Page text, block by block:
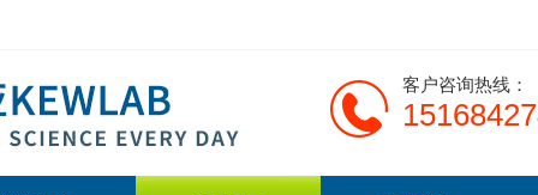
客户咨询热线：